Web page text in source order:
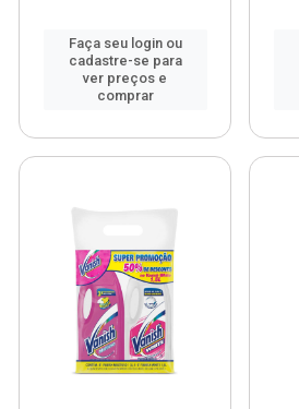
Faça seu login ou
cadastre-se para
ver preços e
comprar